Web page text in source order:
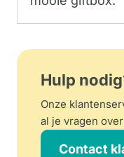
Hulp
Onze
al je vragen
Contact